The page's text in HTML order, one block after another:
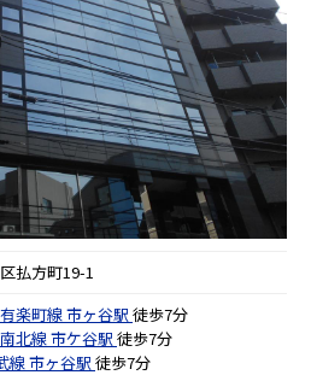
払方町19-1
楽町線市ヶ谷駅 徒歩7分
北線市ケ谷駅 徒歩7分
線市ヶ谷駅 徒歩7分